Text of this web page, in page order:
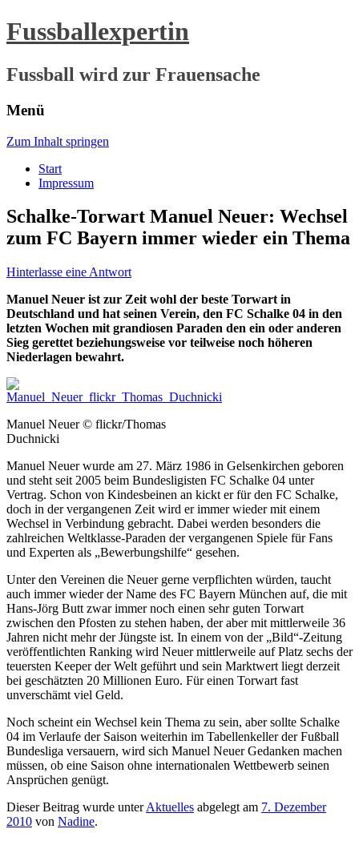
Fussballexpertin
Fussball wird zur Frauensache
Menü
Zum Inhalt springen
Start
Impressum
Schalke-Torwart Manuel Neuer: Wechsel
zum FC Bayern immer wieder ein Thema
Hinterlasse eine Antwort
Manuel Neuer ist zur Zeit wohl der beste Torwart in
Deutschland und hat seinen Verein, den FC Schalke 04 in den
letzten Wochen mit grandiosen Paraden den ein oder anderen
Sieg gerettet beziehungsweise vor teilweise noch höheren
Niederlagen bewahrt.
Manuel Neuer © flickr/Thomas
Duchnicki
Manuel Neuer wurde am 27. März 1986 in Gelsenkirchen geboren
und steht seit 2005 beim Bundesligisten FC Schalke 04 unter
Vertrag. Schon von Kindesbeinen an kickt er für den FC Schalke,
doch in der vergangenen Zeit wird er immer wieder mit einem
Wechsel in Verbindung gebracht. Dabei werden besonders die
zahlreichen Weltklasse-Paraden der vergangenen Spiele für Fans
und Experten als „Bewerbungshilfe“ gesehen.
Unter den Vereinen die Neuer gerne verpflichten würden, taucht
auch immer wieder der Name des FC Bayern München auf, die mit
Hans-Jörg Butt zwar immer noch einen sehr guten Torwart
zwischen den Pfosten zu stehen haben, der aber mit mittlerweile 36
Jahren nicht mehr der Jüngste ist. In einem von der „Bild“-Zeitung
veröffentlichten Ranking wird Neuer mittlerweile auf Platz sechs der
teuersten Keeper der Welt geführt und sein Marktwert liegt derzeit
bei geschätzten 20 Millionen Euro. Für einen Torwart fast
unverschämt viel Geld.
Noch scheint ein Wechsel kein Thema zu sein, aber sollte Schalke
04 im Verlaufe der Saison weiterhin im Tabellenkeller der Fußball
Bundesliga versauern, wird sich Manuel Neuer Gedanken machen
müssen, ob eine Saison ohne internationalen Wettbewerb seinen
Ansprüchen genügt.
Dieser Beitrag wurde unterAktuelles abgelegt am 7. Dezember
2010 von Nadine.